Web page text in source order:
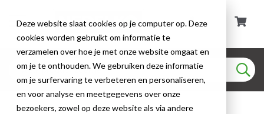
Deze website slaat cookies op je computer op. Deze
cookies worden gebruikt om informatie te
verzamelen over hoe je met onze website omgaat en
om je te onthouden. We gebruiken deze informatie
om je surfervaring te verbeteren en personaliseren,
en voor analyse en meetgegevens over onze
bezoekers, zowel op deze website als via andere
Kabel- & Installatiemateriaal